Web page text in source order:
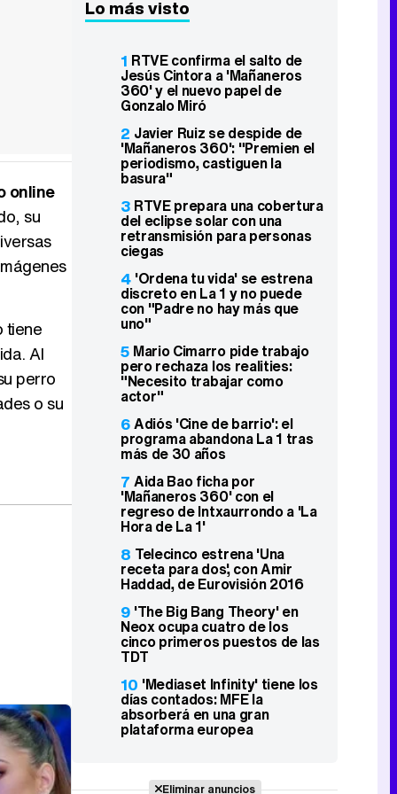
online
su
tiene
Al
perro
o su
Lo más visto
1 RTVE confirma el salto de
Jesús Cintora a 'Mañaneros
360' y el nuevo papel de
Gonzalo Miró
2 Javier Ruiz se despide de
'Mañaneros 360': "Premien el
periodismo, castiguen la
basura"
3 RTVE prepara una cobertura
del eclipse solar con una
retransmisión para personas
ciegas
4 'Ordena tu vida' se estrena
discreto en La 1 y no puede
con "Padre no hay más que
uno"
5 Mario Cimarro pide trabajo
pero rechaza los realities:
"Necesito trabajar como
actor"
6Adiós 'Cine de barrio': el
programa abandona La 1 tras
más de 30 años
7 Aida Bao ficha por
'Mañaneros 360' con el
regreso de Intxaurrondo a 'La
Hora de La 1'
8 Telecinco estrena 'Una
receta para dos', con Amir
Haddad, de Eurovisión 2016
9 'The Big Bang Theory' en
Neox ocupa cuatro de los
cinco primeros puestos de las
TDT
10 'Mediaset Infinity' tiene los
días contados: MFE la
absorberá en una gran
plataforma europea
Eliminar anuncios